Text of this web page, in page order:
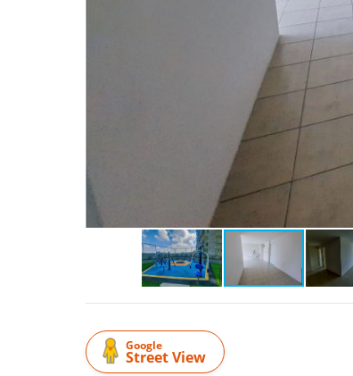
Google
Street View